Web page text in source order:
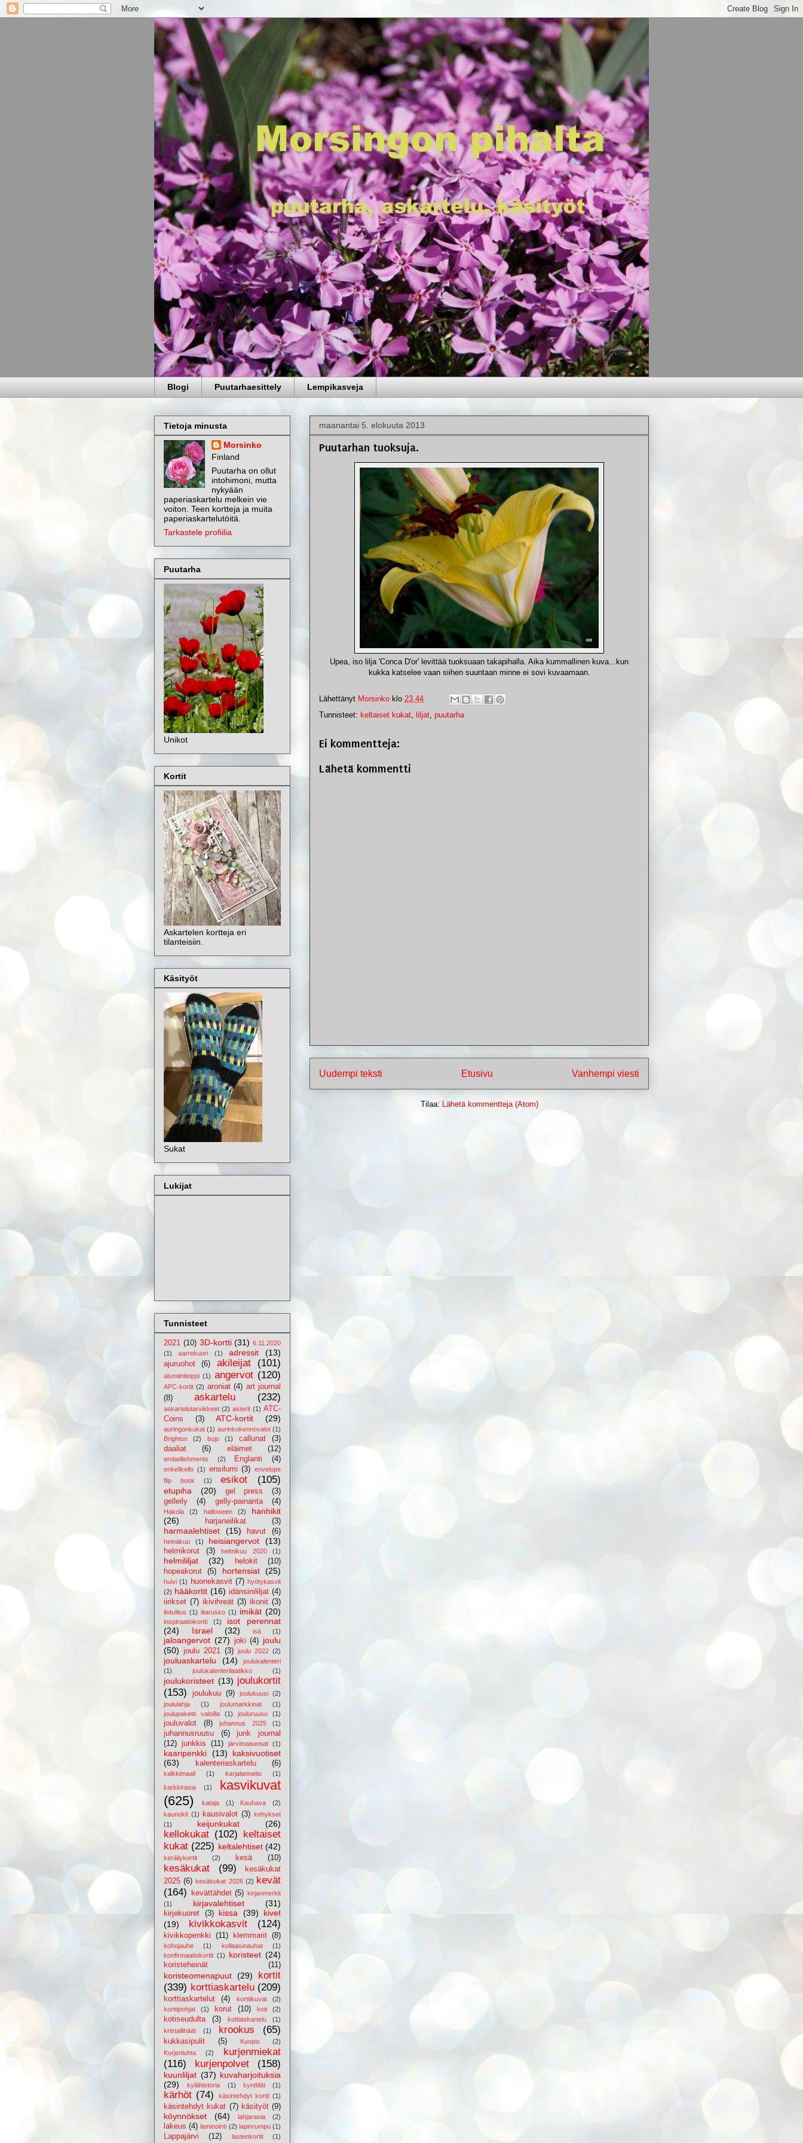
Blogi Puutarhaesittely Lempikasveja
maanantai 5. elokuuta 2013
Puutarhan tuoksuja.
Upea, iso lilja 'Conca D'or' levittää tuoksuaan takapihalla. Aika kummallinen kuva...kun
kukka katselee vaan siihen suuntaan minne ei sovi kuvaamaan.
Lähettänyt Morsinko klo 23.44
Tunnisteet: keltaiset kukat liljat puutarha
Ei kommentteja:
Lähetä kommentti
Uudempi teksti Vanhempi viesti
Etusivu
Tilaa: Lähetä kommentteja (Atom)
Tietoja minusta
Morsinko
Finland
Puutarha on ollut
intohimoni, mutta
nykyään
paperiaskartelu melkein vie
voiton. Teen kortteja ja muita
paperiaskartelutöitä.
Tarkastele profiilia
Puutarha
Unikot
Kortit
Askartelen kortteja eri
tilanteisiin.
Käsityöt
Sukat
Lukijat
Tunnisteet
2021 (10) 3D-kortti (31) 6.11.2020
(1)
aarrekuori (1) adressit (13)
ajuruohot (6) akileijat (101)
alumiiniteippi (1) angervot (120)
APC-kortit (2) aroniat (4) art journal
(8)
askartelu (232)
askartelutarvikkeet (2) asterit (1) ATC-
Coins
(3) ATC-kortit (29)
auringonkukat (1) aurinkokennovalot (1)
Brighton
(2) bujo (1) callunat
(3)
daaliat
(6) eläimet (12)
embellishments (2) Englanti (4)
enkelikello (1) ensilumi (3) envelope
flip book
(1) esikot (105)
etupiha (20) gel press
(3)
gelleily
(4) gelly-painanta (4)
Hakola (2) halloween (2)
hanhikit
(26)
harjaneilikat (3)
harmaalehtiset (15) havut (6)
heinäkuu (1) heisiangervot (13)
helmikorut (3) helmikuu 2020 (1)
helmililjat (32) helokit
(10)
hopeakorut
(5) hortensiat (25)
huivi (1) huonekasvit (7) hyötykasvit
(2) hääkortit (16) idänsinililjat (4)
iirikset (7) ikivihreät (3) ikonit (3)
ilotulitus (1) iltarusko (1) imikät (20)
inspiraatiokortti (1)
isot perennat
(24)
Israel (32) isä (1)
jaloangervot (27) joki (4) joulu
(50) joulu 2021 (3) joulu 2022 (2)
jouluaskartelu (14)
joulukalenteri
(1)
joulukalenterilaatikko (1)
joulukoristeet (13) joulukortit
(153)
joulukuu (9) joulukuusi (2)
joululahja
(1) joulumarkkinat
(1)
joulupaketti valoilla
(1) jouluruusu (1)
jouluvalot (8) juhannus 2025 (1)
juhannusruusu (6)
junk journal
(12) junkkis (11) järvimaisemat (1)
kaaripenkki (13)
kaksivuotiset
(63)
kalenteriaskartelu (6)
kalkkimaali (1) karjalanneito
(1)
karkkirasia
(1)
kasvikuvat
(625)
kataja (1) Kauhava
(2)
kaunokit (1) kausivalot (3) kehykset
(1)
keijunkukat (26)
kellokukat (102) keltaiset
kukat (225) keltalehtiset (42)
keräilykortit (2) kesä (10)
kesäkukat (99)
kesäkukat
2025 (6) kesäkukat 2026 (2) kevät
(164)
kevättähdet (5) kirjanmerkit
(1)
kirjavalehtiset (31)
kirjekuoret (3) kissa (39)
kivet
(19)
kivikkokasvit (124)
kivikkopenkki (11) klemmarit (8)
kohojauhe (1) kollaasinauhat
(1)
konfirmaatiokortit (1) koristeet (24)
koristeheinät (11)
koristeomenapuut (29)
kortit
(339) korttiaskartelu (209)
korttiaskartelut (4) korttikuvat
(2)
korttipohjat
(1) korut (10) koti (2)
kotiseudulta (3) kottiaskartelu
(1)
kristallihäät
(1) krookus (65)
kukkasipulit (5) Kuopio
(2)
Kurjenluhta
(2)
kurjenmiekat
(116)
kurjenpolvet (158)
kuunliljat (37) kuvaharjoituksia
(29)
kylähistoria (1) kynttilät (1)
kärhöt (74) käsintehdyt kortit (1)
käsintehdyt kukat (7) käsityöt (9)
köynnökset (64) lahjarasia (2)
lakeus (4) laminointi (2) lapinrumpu (1)
Lappajärvi (12) lastenkortit (1)